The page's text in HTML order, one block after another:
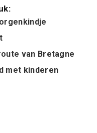
van Bretagne
met kinderen